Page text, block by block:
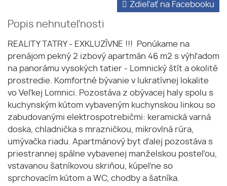
Popis nehnuteľnosti
Zdieľať na Facebooku
REALITY TATRY - EXKLUZÍVNE !!! Ponúkame na
prenájom pekný 2 izbový apartmán 46 m2 s výhľadom
na panorámu vysokých tatier - Lomnický štít a okolité
prostredie. Komfortné bývanie v lukratívnej lokalite
vo Veľkej Lomnici. Pozostáva z obývacej haly spolu s
kuchynským kútom vybaveným kuchynskou linkou so
zabudovanými elektrospotrebičmi: keramická varná
doska, chladnička s mrazničkou, mikrovlná rúra,
umývačka riadu. Apartmánový byt ďalej pozostáva s
priestrannej spálne vybavenej manželskou posteľou,
vstavanou šatníkovou skriňou, kúpeľne so
sprchovacím kútom a WC, chodby a šatníka.